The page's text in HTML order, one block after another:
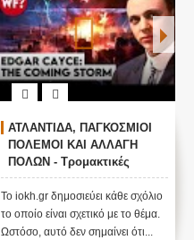
ΑΤΛΑΝΤΙΔΑ, ΠΑΓΚΟΣΜΙΟΙ
ΠΟΛΕΜΟΙ ΚΑΙ ΑΛΛΑΓΗ
ΠΟΛΩΝ - Τρομακτικές
προβλέψεις του Edgar
Cayce (Video)
Το iokh.gr δημοσιεύει κάθε σχόλιο
το οποίο είναι σχετικό με το θέμα.
Ωστόσο, αυτό δεν σημαίνει ότι...